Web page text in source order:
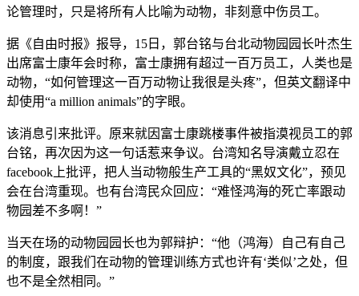
论管理时，只是将所有人比喻为动物，非刻意中伤员工。
据《自由时报》报导，15日，郭台铭与台北动物园园长叶杰生
出席富士康年会时称，富士康拥有超过一百万员工，人类也是
动物，“如何管理这一百万动物让我很是头疼”，但英文翻译中
却使用“a million animals”的字眼。
该消息引来批评。原来就因富士康跳楼事件被指漠视员工的郭
台铭，再次因为这一句话惹来争议。台湾知名导演戴立忍在
facebook上批评，把人当动物般生产工具的“黑奴文化”，预见
会在台湾重现。也有台湾民众回应：“难怪鸿海的死亡率跟动
物园差不多啊！”
当天在场的动物园园长也为郭辩护：“他（鸿海）自己有自己
的制度，跟我们在动物的管理训练方式也许有‘类似’之处，但
也不是全然相同。”